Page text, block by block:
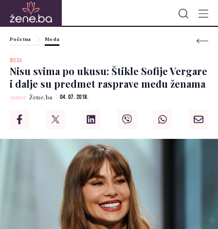
Početna Moda
MODA
Nisu svima po ukusu: Štikle Sofije Vergare
i dalje su predmet rasprave među ženama
Autor:Žene.ba 04. 07. 2018.